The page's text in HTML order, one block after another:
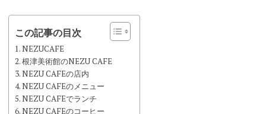
この記事の目次
NEZUCAFE
根津美術館のNEZU CAFE
NEZU CAFEの店内
NEZU CAFEのメニュー
NEZU CAFEでランチ
NEZU CAFEのコーヒー